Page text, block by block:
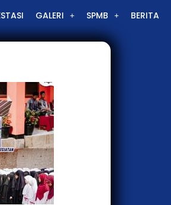
GALERI SPMB BERITA